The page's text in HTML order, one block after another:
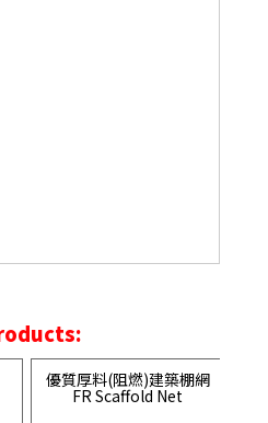
優質厚料(阻燃)建築棚網
FR Scaffold Net